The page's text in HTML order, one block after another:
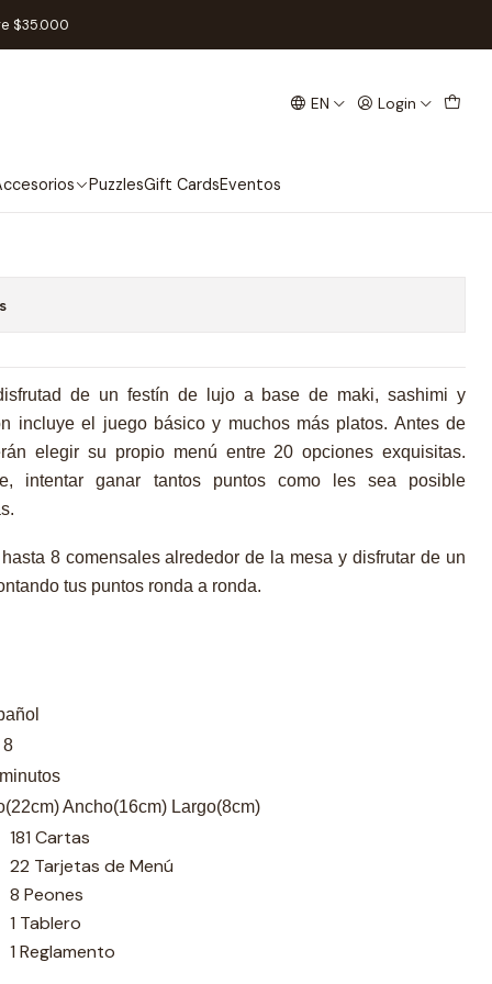
EN Login
PuzzlesGift CardsEventos
$35.000
Español
to Cart
de un festín de lujo a base de maki, sashimi y
incluye el juego básico y muchos más platos. Antes de
elegir su propio menú entre 20 opciones exquisitas.
intentar ganar tantos puntos como les sea posible
8 comensales alrededor de la mesa y disfrutar de un
tus puntos ronda a ronda.
8
Ancho(16cm) Largo(8cm)
181 Cartas
22 Tarjetas de Menú
8 Peones
1 Tablero
1 Reglamento